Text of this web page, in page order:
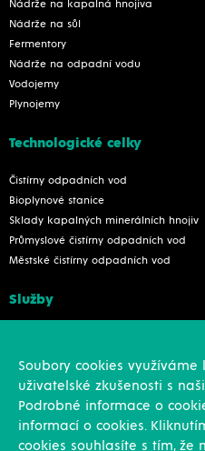
Nádrže na kapalná hnojiva
Nádrže na sůl
Fermentory
Nádrže na odpadní vodu
Vodojemy
Plynojemy
Technologické celky
Čistírny odpadních vod
Bioplynové stanice
Sklady kapalných minerálních hnojiv
Průmyslové čistírny odpadních vod
Městské čistírny odpadních vod
Služby
Soubory cookies
uživatelské zkušenosti s
Podrobné informace o
informací o cookies.
cookies souhlasíte s tím, že